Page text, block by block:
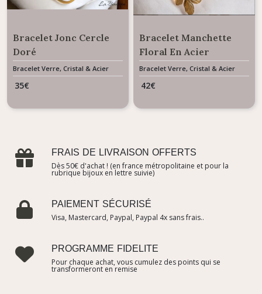
Bracelet Jonc Cercle
Doré
Bracelet Verre, Cristal & Acier
35€
Bracelet Manchette
Floral En Acier
Bracelet Verre, Cristal & Acier
42€
FRAIS DE LIVRAISON OFFERTS
Dès 50€ d'achat ! (en france métropolitaine et pour la
rubrique bijoux en lettre suivie)
PAIEMENT SÉCURISÉ
Visa, Mastercard, Paypal, Paypal 4x sans frais..
PROGRAMME FIDELITE
Pour chaque achat, vous cumulez des points qui se
transformeront en remise